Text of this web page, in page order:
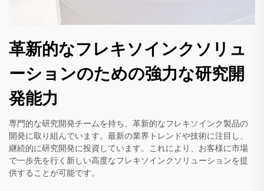
革新的なフレキソインクソリュ
ーションのための強力な研究開
発能力
専門的な研究開発チームを持ち、革新的なフレキソインク製品の
開発に取り組んでいます。最新の業界トレンドや技術に注目し、
継続的に研究開発に投資しています。これにより、お客様に市場
で一歩先を行く新しい高度なフレキソインクソリューションを提
供することが可能です。